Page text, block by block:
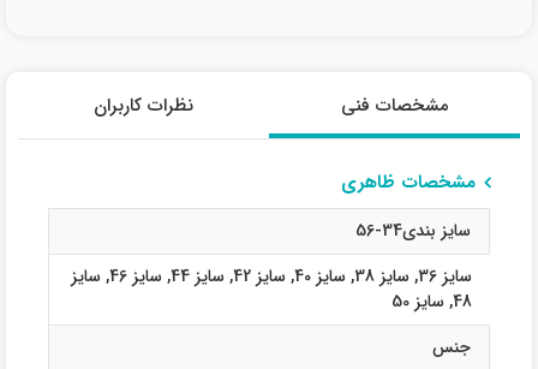
مشخصات فنی نظرات کاربران
مشخصات ظاهری
سایز بندی34-56
سایز 36
, سایز 38 , سایز 40 , سایز 42 , سایز 44 , سایز 46 , سایز
48
, سایز 50
جنس